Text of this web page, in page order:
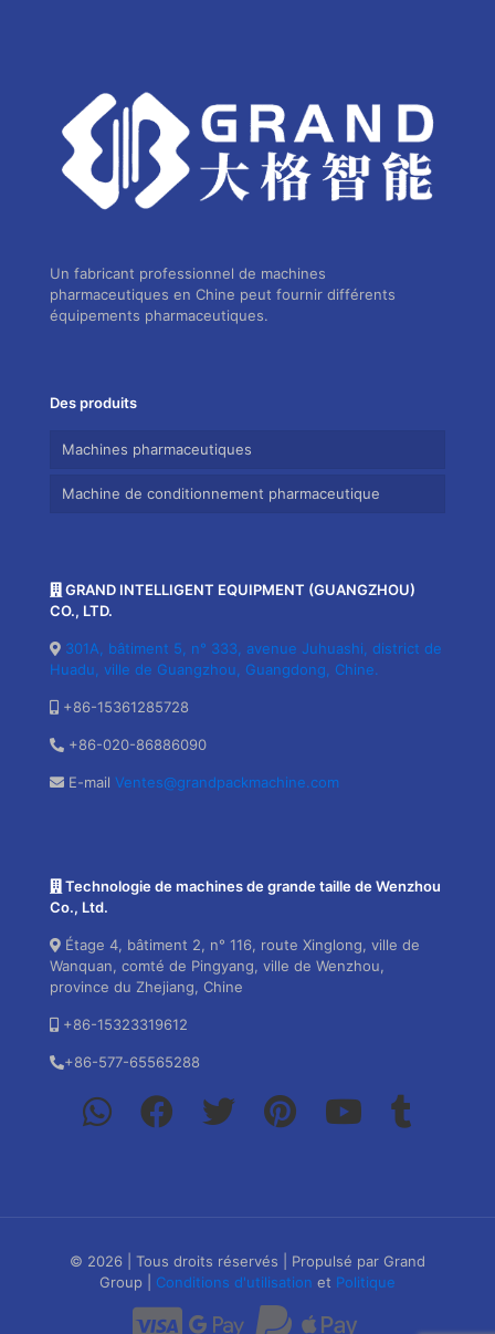
Un fabricant professionnel de machines
pharmaceutiques en Chine peut fournir différents
équipements pharmaceutiques.
Des produits
Machines pharmaceutiques
Machine de conditionnement pharmaceutique
GRAND INTELLIGENT EQUIPMENT (GUANGZHOU)
CO., LTD.
301A, bâtiment 5, n° 333, avenue Juhuashi, district de
Huadu, ville de Guangzhou, Guangdong, Chine.
+86-15361285728
+86-020-86886090
E-mail Ventes@grandpackmachine.com
Technologie de machines de grande taille de Wenzhou
Co., Ltd.
Étage 4, bâtiment 2, n° 116, route Xinglong, ville de
Wanquan, comté de Pingyang, ville de Wenzhou,
province du Zhejiang, Chine
+86-15323319612
+86-577-65565288
© 2026 | Tous droits réservés | Propulsé par Grand
Group | Conditions d'utilisation et Politique